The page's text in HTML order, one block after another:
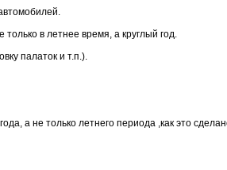
только в летнее время, а круглый год.
палаток и т.п.).
а не только летнего периода ,как это